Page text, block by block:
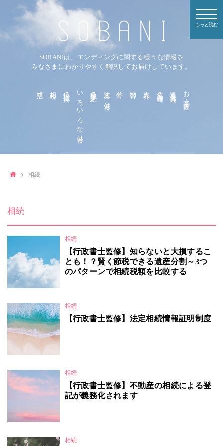
SOBANIは、エンディングに関する様々な情報を
みなさまにわかりやすく解説してお届けしています。
お墓・霊園
法要と供養
各種手続き
いろいろな供養
相続
相続
相続
【行政書士監修】知らないと大損するこ
とも！？賢く節税できる遺産分割～3つ
のパターンで相続税額を比較する
相続
【行政書士監修】法定相続情報証明制度
相続
【行政書士監修】不動産の相続による登
記が義務化されます
相続
もっと読む